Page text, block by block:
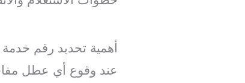
أهمية تحديد رقم
عند وقوع أي عطل